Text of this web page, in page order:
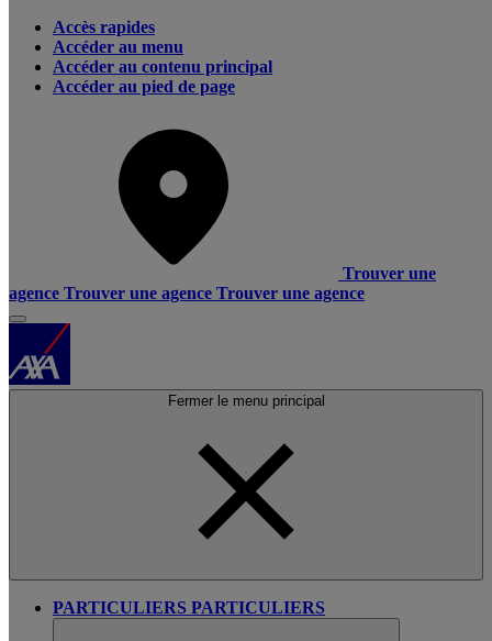
Accès rapides
Accéder au menu
Accéder au contenu principal
Accéder au pied de page
Trouver une
agence Trouver une agence Trouver une agence
Fermer le menu principal
PARTICULIERS PARTICULIERS